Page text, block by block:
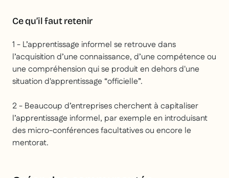
Ce qu’il faut retenir
1 - L’apprentissage informel se retrouve dans
l’acquisition d’une connaissance, d’une compétence ou
une compréhension qui se produit en dehors d'une
situation d'apprentissage “officielle”.
2 - Beaucoup d’entreprises cherchent à capitaliser
l’apprentissage informel, par exemple en introduisant
des micro-conférences facultatives ou encore le
mentorat.